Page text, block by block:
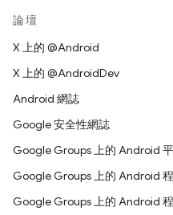
論壇
X 上的 @Android
X 上的 @AndroidDev
Android 網誌
Google 安全性網誌
Google Groups 上的 Android
Google Groups 上的 Android
Google Groups 上的 Android